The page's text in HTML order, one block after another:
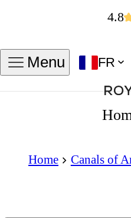
4.8
Menu FR
Home Canals of